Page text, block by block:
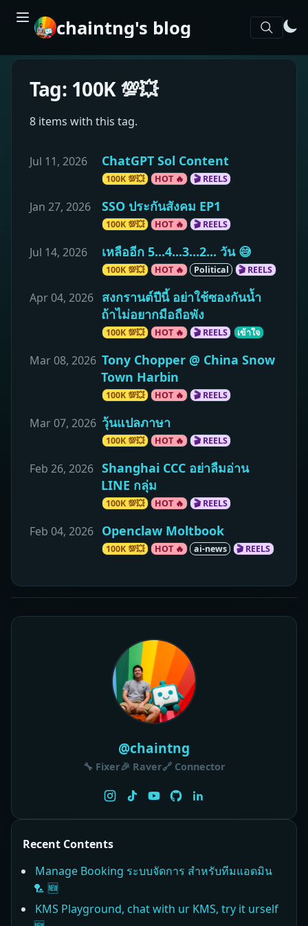
chaintng's blog
Tag: 100K 💯💥
8 items with this tag.
Jul 11, 2026 ChatGPT Sol Content
100K 💯💥 HOT 🔥 🎬 REELS
Jan 27, 2026 SSO ประกันสังคม EP1
100K 💯💥 HOT 🔥 🎬 REELS
Jul 14, 2026 เหลืออีก 5...4...3...2... วัน 😅
100K 💯💥 HOT 🔥 Political 🎬 REELS
Apr 04, 2026
สงกรานต์ปีนี้ อย่าใช้ซองกันน้ำ
ถ้าไม่อยากมือถือพัง
100K 💯💥 HOT 🔥 🎬 REELS เข้าใจ
Mar 08, 2026 Tony Chopper @ China Snow
Town Harbin
100K 💯💥 HOT 🔥 🎬 REELS
Mar 07, 2026 วุ้นแปลภาษา
100K 💯💥 HOT 🔥 🎬 REELS
Feb 26, 2026 Shanghai CCC อย่าลืมอ่าน
LINE กลุ่ม
100K 💯💥 HOT 🔥 🎬 REELS
Feb 04, 2026 Openclaw Moltbook
100K 💯💥 HOT 🔥 ai-news 🎬 REELS
@chaintng
🔧 Fixer🎉 Raver🔗 Connector
Recent Contents
Manage Booking ระบบจัดการ สำหรับทีมแอดมิน
🏸 🆕
KMS Playground, chat with ur KMS, try it urself